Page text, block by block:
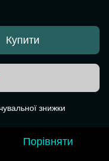
Купити
знижки
Порівняти